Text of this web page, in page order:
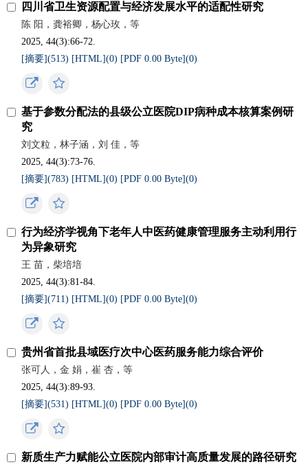
四川省卫生资源配置与经济发展水平的适配性研究
陈 阳，龚裕卿，杨心玫，等
2025, 44(3):66-72.
[摘要](513) [HTML](0) [PDF 0.00 Byte](0)
基于参数分配法的县级公立医院DIP病种成本核算案例研
究
刘文粒，林子涵，刘 佳，等
2025, 44(3):73-76.
[摘要](783) [HTML](0) [PDF 0.00 Byte](0)
行为经济学视角下老年人中医药健康管理服务主动利用行
为异象研究
王 苗，柴培培
2025, 44(3):81-84.
[摘要](711) [HTML](0) [PDF 0.00 Byte](0)
贵州省首批县域医疗次中心医药服务能力综合评价
张可人，金 娟，崔 杏，等
2025, 44(3):89-93.
[摘要](531) [HTML](0) [PDF 0.00 Byte](0)
新质生产力赋能公立医院内部审计高质量发展的路径研究